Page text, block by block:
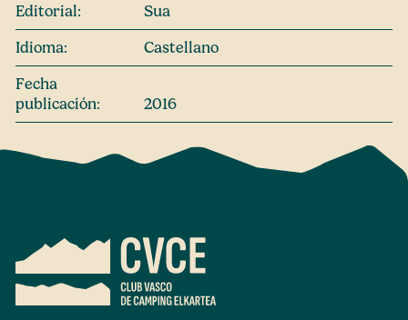
Editorial:
Sua
Idioma:
Castellano
Fecha
publicación:
2016